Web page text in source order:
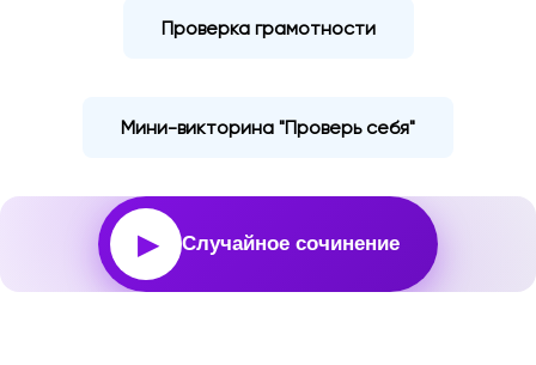
Проверка грамотности
Мини-викторина "Проверь себя"
▶ Случайное сочинение